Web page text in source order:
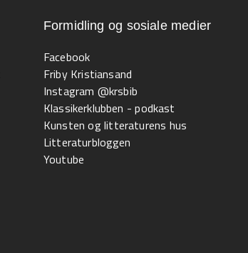
Formidling og sosiale medier
Facebook
Friby Kristiansand
Instagram @krsbib
Klassikerklubben - podkast
Kunsten og litteraturens hus
Litteraturbloggen
Youtube